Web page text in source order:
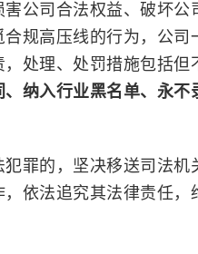
害公司合法权益、破坏公
合规高压线的行为，公司
处理、处罚措施包括但
、纳入行业黑名单、永不
犯罪的，坚决移送司法机
，依法追究其法律责任，